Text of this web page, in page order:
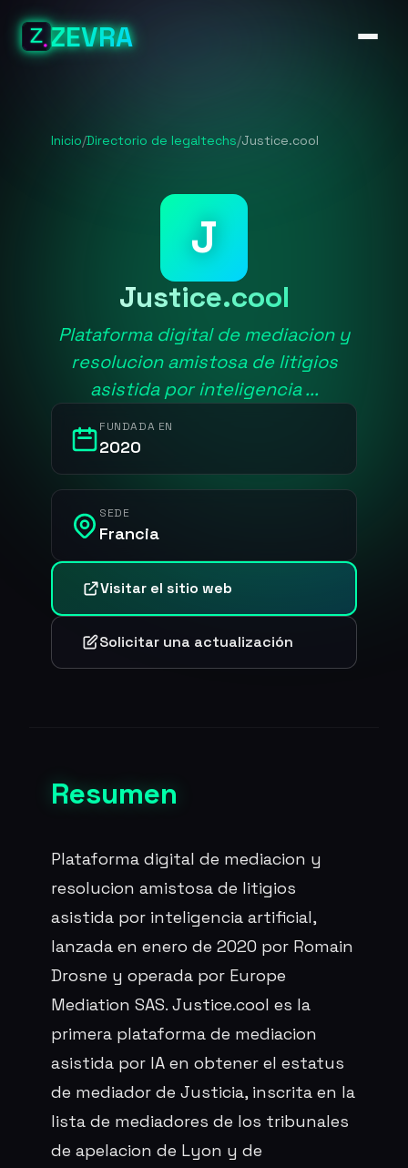
ZEVRA
Inicio/Directorio de legaltechs/Justice.cool
J
Justice.cool
Plataforma digital de mediacion y
resolucion amistosa de litigios
asistida por inteligencia ...
FUNDADA EN
2020
SEDE
Francia
Visitar el sitio web
Solicitar una actualización
Resumen
Plataforma digital de mediacion y
resolucion amistosa de litigios
asistida por inteligencia artificial,
lanzada en enero de 2020 por Romain
Drosne y operada por Europe
Mediation SAS. Justice.cool es la
primera plataforma de mediacion
asistida por IA en obtener el estatus
de mediador de Justicia, inscrita en la
lista de mediadores de los tribunales
de apelacion de Lyon y de